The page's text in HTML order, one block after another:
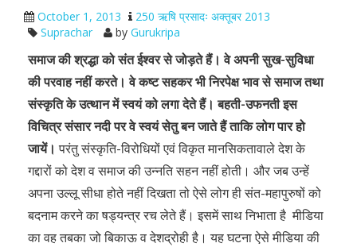
October 1, 2013
250 ऋषि प्रसादः अक्तूबर 2013
Suprachar
by Gurukripa
समाज की श्रद्धा को संत ईश्वर से जोड़ते हैं। वे अपनी सुख-सुविधा
की परवाह नहीं करते। वे कष्ट सहकर भी निरपेक्ष भाव से समाज तथा
संस्कृति के उत्थान में स्वयं को लगा देते हैं। बहती-उफनती इस
विचित्र संसार नदी पर वे स्वयं सेतु बन जाते हैं ताकि लोग पार हो
जायें। परंतु संस्कृति-विरोधियों एवं विकृत मानसिकतावाले देश के
गद्दारों को देश व समाज की उन्नति सहन नहीं होती। और जब उन्हें
अपना उल्लू सीधा होते नहीं दिखता तो ऐसे लोग ही संत-महापुरुषों को
बदनाम करने का षड्यन्त्र रच लेते हैं। इसमें साथ निभाता है मीडिया
का वह तबका जो बिकाऊ व देशद्रोही है। यह घटना ऐसे मीडिया की